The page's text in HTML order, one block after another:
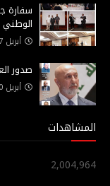
سفارة
الوطني
أبريل 27, 2026
صدور العدد 181 لصحيفة الحدث
أبريل 20, 2026
المشاهدات
2,004,964